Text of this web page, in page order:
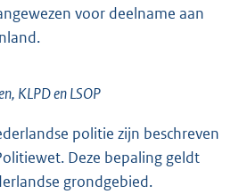
voor deelname aan
KLPD en LSOP
politie zijn beschreven
Deze bepaling geldt
grondgebied.